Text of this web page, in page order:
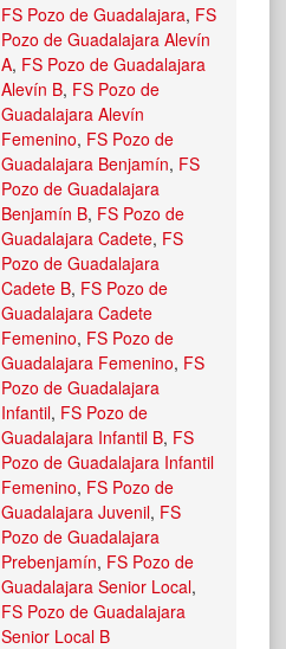
FS Pozo de Guadalajara, FS
Pozo de Guadalajara Alevín
A, FS Pozo de Guadalajara
Alevín B, FS Pozo de
Guadalajara Alevín
Femenino, FS Pozo de
Guadalajara Benjamín, FS
Pozo de Guadalajara
Benjamín B, FS Pozo de
Guadalajara Cadete, FS
Pozo de Guadalajara
Cadete B, FS Pozo de
Guadalajara Cadete
Femenino, FS Pozo de
Guadalajara Femenino, FS
Pozo de Guadalajara
Infantil, FS Pozo de
Guadalajara Infantil B, FS
Pozo de Guadalajara Infantil
Femenino, FS Pozo de
Guadalajara Juvenil, FS
Pozo de Guadalajara
Prebenjamín, FS Pozo de
Guadalajara Senior Local,
FS Pozo de Guadalajara
Senior Local B